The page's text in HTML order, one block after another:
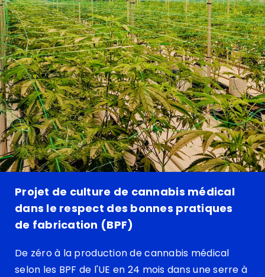
Projet de culture de cannabis médical
dans le respect des bonnes pratiques
de fabrication (BPF)
De zéro à la production de cannabis médical
selon les BPF de l'UE en 24 mois dans une serre à